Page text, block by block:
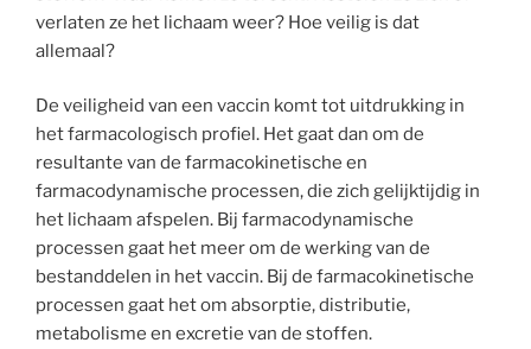
verlaten ze het lichaam weer? Hoe veilig is dat
allemaal?
De veiligheid van een vaccin komt tot uitdrukking in
het farmacologisch profiel. Het gaat dan om de
resultante van de farmacokinetische en
farmacodynamische processen, die zich gelijktijdig in
het lichaam afspelen. Bij farmacodynamische
processen gaat het meer om de werking van de
bestanddelen in het vaccin. Bij de farmacokinetische
processen gaat het om absorptie, distributie,
metabolisme en excretie van de stoffen.